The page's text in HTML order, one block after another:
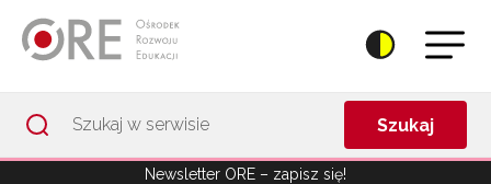
Szukaj
Newsletter ORE – zapisz się!